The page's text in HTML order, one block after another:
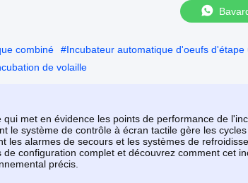
combiné #Incubateur automatique d'oeufs d'étape
de volaille
met en évidence les points de performance de
le système de contrôle à écran tactile gère les
alarmes de secours et les systèmes de
configuration complet et découvrez comment cet
précis.